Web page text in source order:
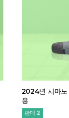
2024년 시마노
용
판매 2